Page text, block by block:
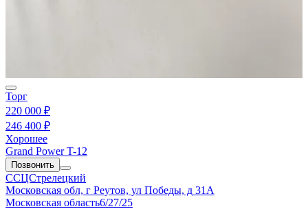
Торг
220 000 ₽
246 400 ₽
Хорошее
Grand Power T-12
Позвонить
ССЦСтрелецкий
Московская обл, г Реутов, ул Победы, д 31А
Московская область6/27/25